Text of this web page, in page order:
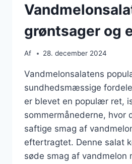
grøntsager og
Af 28. december 2024
Vandmelonsalatens
sundhedsmæssige
er blevet en populær ret,
sommermånederne, hvor
saftige smag af
eftertragtet. Denne salat
søde smag af vandmelon